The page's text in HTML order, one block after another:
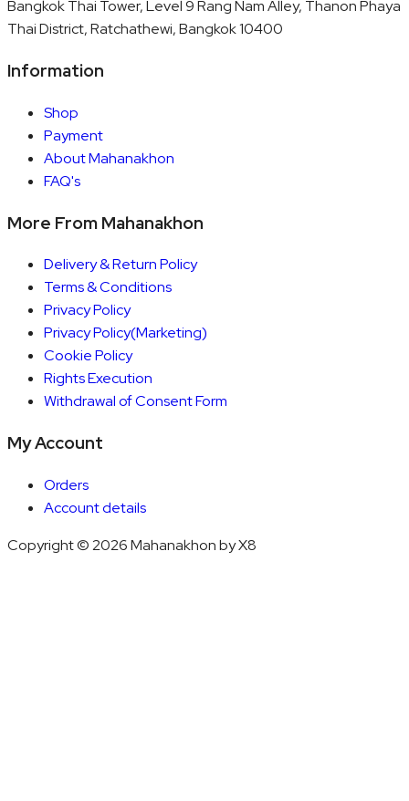
Bangkok Thai Tower, Level 9 Rang Nam Alley, Thanon Phaya
Thai District, Ratchathewi, Bangkok 10400
Information
Shop
Payment
About Mahanakhon
FAQ's
More From Mahanakhon
Delivery & Return Policy
Terms & Conditions
Privacy Policy
Privacy Policy(Marketing)
Cookie Policy
Rights Execution
Withdrawal of Consent Form
My Account
Orders
Account details
Copyright © 2026 Mahanakhon by X8